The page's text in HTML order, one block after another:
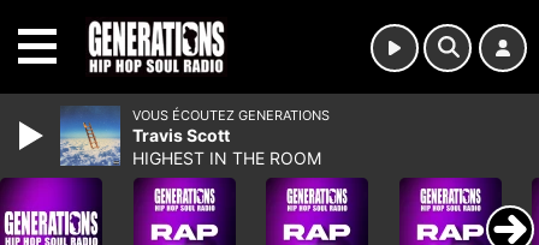
VOUS ÉCOUTEZ GENERATIONS
Travis Scott
HIGHEST IN THE ROOM